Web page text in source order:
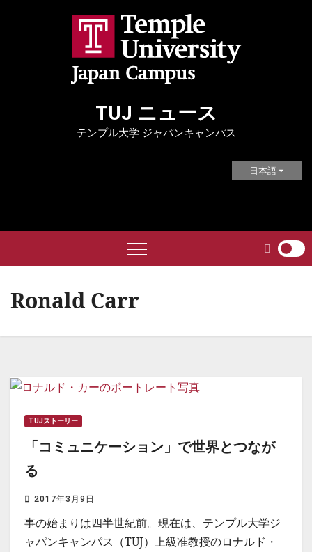
TUJ ニュース
テンプル大学 ジャパンキャンパス
日本語
Ronald Carr
TUJストーリー
「コミュニケーション」で世界とつなが
る
2017年3月9日
事の始まりは四半世紀前。現在は、テンプル大学ジ
ャパンキャンパス（TUJ）上級准教授のロナルド・